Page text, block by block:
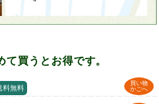
て買うとお得です。
買い物
かごへ
料無料